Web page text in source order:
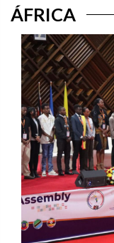
ÁFRICA